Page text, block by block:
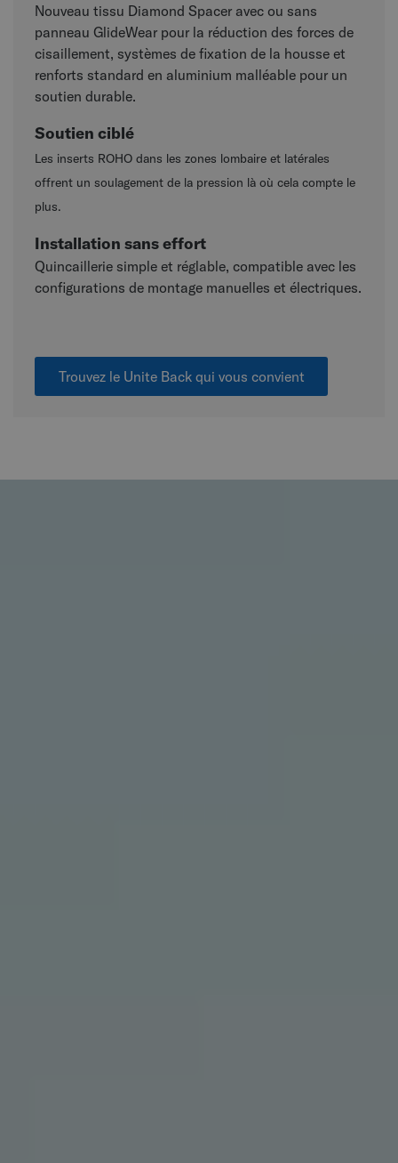
Nouveau tissu Diamond Spacer avec ou sans
panneau GlideWear pour la réduction des forces de
cisaillement, systèmes de fixation de la housse et
renforts standard en aluminium malléable pour un
soutien durable.
Soutien ciblé
Les inserts ROHO dans les zones lombaire et latérales
offrent un soulagement de la pression là où cela compte le
plus.
Installation sans effort
Quincaillerie simple et réglable, compatible avec les
configurations de montage manuelles et électriques.
Trouvez le Unite Back qui vous convient